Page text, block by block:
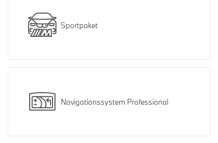
Sportpaket
Navigationssystem Professional